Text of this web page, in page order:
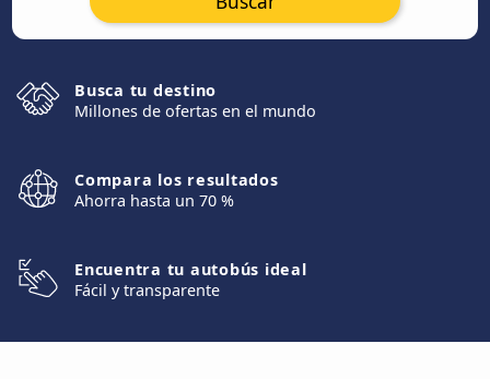
Busca tu destino
Millones de ofertas en el mundo
Compara los resultados
Ahorra hasta un 70 %
Encuentra tu autobús ideal
Fácil y transparente